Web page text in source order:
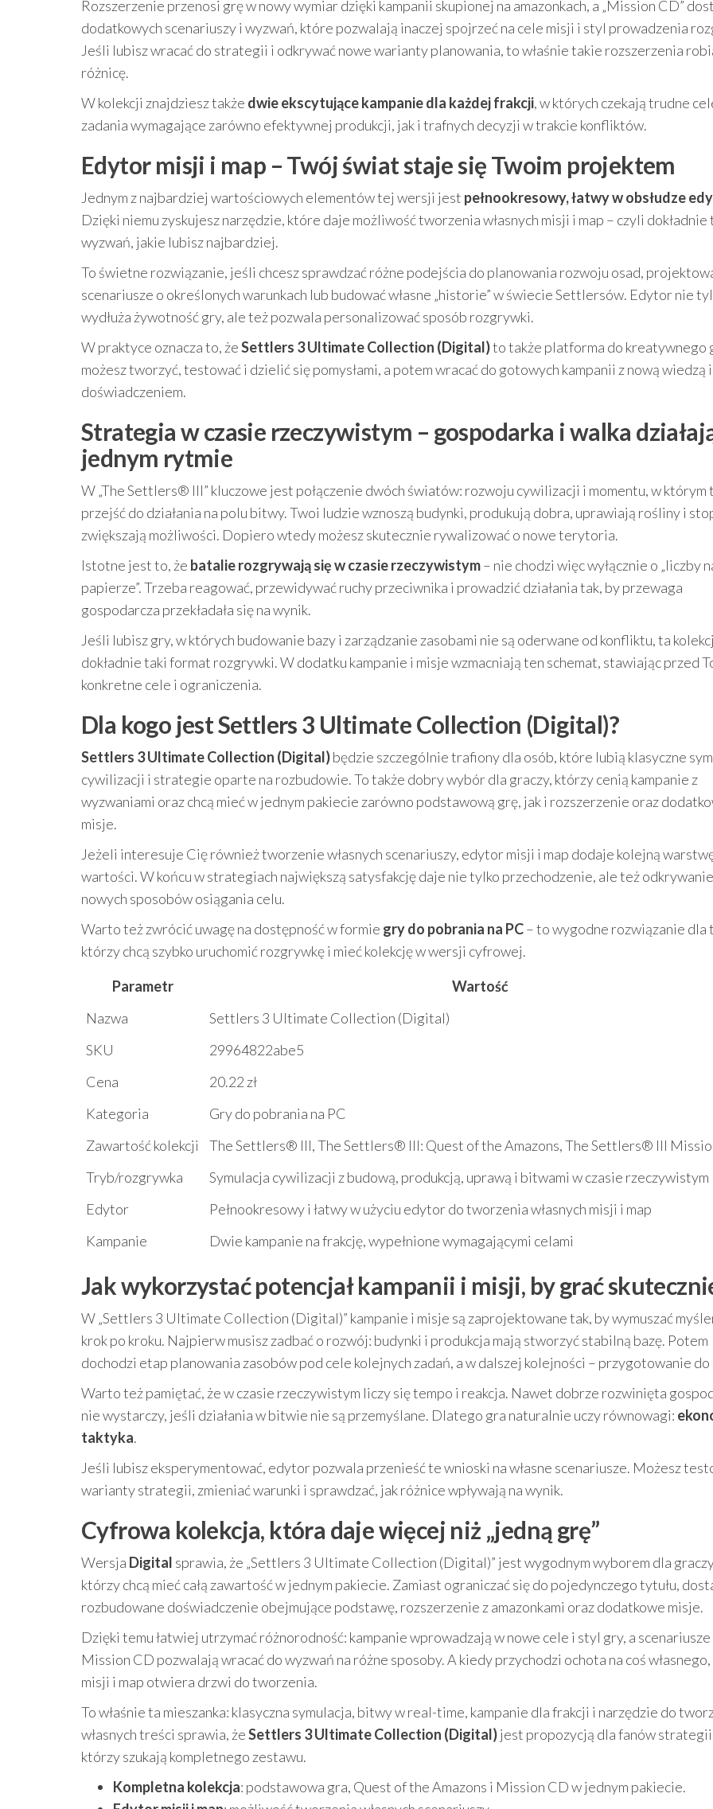
Rozszerzenie przenosi grę w nowy wymiar dzięki kampanii skupionej na amazonkach, a „Mission CD”
dodatkowych scenariuszy i wyzwań, które pozwalają inaczej spojrzeć na cele misji i styl prowadzenia
Jeśli lubisz wracać do strategii i odkrywać nowe warianty planowania, to właśnie takie rozszerzenia
różnicę.
W kolekcji znajdziesz także dwie ekscytujące kampanie dla każdej frakcji, w których czekają trudne
zadania wymagające zarówno efektywnej produkcji, jak i trafnych decyzji w trakcie konfliktów.
Edytor misji i map – Twój świat staje się Twoim projektem
Jednym z najbardziej wartościowych elementów tej wersji jest pełnookresowy, łatwy w obsłudze
Dzięki niemu zyskujesz narzędzie, które daje możliwość tworzenia własnych misji i map – czyli dokładnie
wyzwań, jakie lubisz najbardziej.
To świetne rozwiązanie, jeśli chcesz sprawdzać różne podejścia do planowania rozwoju osad,
scenariusze o określonych warunkach lub budować własne „historie” w świecie Settlersów. Edytor nie
wydłuża żywotność gry, ale też pozwala personalizować sposób rozgrywki.
W praktyce oznacza to, żeSettlers 3 Ultimate Collection (Digital)to także platforma do kreatywnego
możesz tworzyć, testować i dzielić się pomysłami, a potem wracać do gotowych kampanii z nową wiedzą i
doświadczeniem.
Strategia w czasie rzeczywistym – gospodarka i walka
jednym rytmie
W „The Settlers® III” kluczowe jest połączenie dwóch światów: rozwoju cywilizacji i momentu, w którym
przejść do działania na polu bitwy. Twoi ludzie wznoszą budynki, produkują dobra, uprawiają rośliny i
zwiększają możliwości. Dopiero wtedy możesz skutecznie rywalizować o nowe terytoria.
Istotne jest to, że batalie rozgrywają się w czasie rzeczywistym– nie chodzi więc wyłącznie o „liczby
papierze”. Trzeba reagować, przewidywać ruchy przeciwnika i prowadzić działania tak, by przewaga
gospodarcza przekładała się na wynik.
Jeśli lubisz gry, w których budowanie bazy i zarządzanie zasobami nie są oderwane od konfliktu, ta
dokładnie taki format rozgrywki. W dodatku kampanie i misje wzmacniają ten schemat, stawiając przed
konkretne cele i ograniczenia.
Dla kogo jest Settlers 3 Ultimate Collection (Digital)?
Settlers 3 Ultimate Collection (Digital)będzie szczególnie trafiony dla osób, które lubią klasyczne
cywilizacji i strategie oparte na rozbudowie. To także dobry wybór dla graczy, którzy cenią kampanie z
wyzwaniami oraz chcą mieć w jednym pakiecie zarówno podstawową grę, jak i rozszerzenie oraz
misje.
Jeżeli interesuje Cię również tworzenie własnych scenariuszy, edytor misji i map dodaje kolejną
wartości. W końcu w strategiach największą satysfakcję daje nie tylko przechodzenie, ale też odkrywanie
nowych sposobów osiągania celu.
Warto też zwrócić uwagę na dostępność w formie gry do pobrania na PC– to wygodne rozwiązanie dla
którzy chcą szybko uruchomić rozgrywkę i mieć kolekcję w wersji cyfrowej.
Parametr
Wartość
Nazwa
Settlers 3 Ultimate Collection (Digital)
SKU
29964822abe5
Cena
20.22 zł
Kategoria
Gry do pobrania na PC
Zawartość kolekcji
The Settlers® III, The Settlers® III: Quest of the Amazons, The Settlers® III
Tryb/rozgrywka
Symulacja cywilizacji z budową, produkcją, uprawą i bitwami w czasie rzeczywistym
Edytor
Pełnookresowy i łatwy w użyciu edytor do tworzenia własnych misji i map
Kampanie
Dwie kampanie na frakcję, wypełnione wymagającymi celami
Jak wykorzystać potencjał kampanii i misji, by grać
W „Settlers 3 Ultimate Collection (Digital)” kampanie i misje są zaprojektowane tak, by wymuszać
krok po kroku. Najpierw musisz zadbać o rozwój: budynki i produkcja mają stworzyć stabilną bazę. Potem
dochodzi etap planowania zasobów pod cele kolejnych zadań, a w dalszej kolejności – przygotowanie do
Warto też pamiętać, że w czasie rzeczywistym liczy się tempo i reakcja. Nawet dobrze rozwinięta
nie wystarczy, jeśli działania w bitwie nie są przemyślane. Dlatego gra naturalnie uczy równowagi:
taktyka.
Jeśli lubisz eksperymentować, edytor pozwala przenieść te wnioski na własne scenariusze. Możesz
warianty strategii, zmieniać warunki i sprawdzać, jak różnice wpływają na wynik.
Cyfrowa kolekcja, która daje więcej niż „jedną grę”
Wersja Digital sprawia, że „Settlers 3 Ultimate Collection (Digital)” jest wygodnym wyborem dla
którzy chcą mieć całą zawartość w jednym pakiecie. Zamiast ograniczać się do pojedynczego tytułu,
rozbudowane doświadczenie obejmujące podstawę, rozszerzenie z amazonkami oraz dodatkowe misje.
Dzięki temu łatwiej utrzymać różnorodność: kampanie wprowadzają w nowe cele i styl gry, a scenariusze
Mission CD pozwalają wracać do wyzwań na różne sposoby. A kiedy przychodzi ochota na coś
misji i map otwiera drzwi do tworzenia.
To właśnie ta mieszanka: klasyczna symulacja, bitwy w real-time, kampanie dla frakcji i narzędzie do
własnych treści sprawia, żeSettlers 3 Ultimate Collection (Digital)jest propozycją dla fanów
którzy szukają kompletnego zestawu.
Kompletna kolekcja: podstawowa gra, Quest of the Amazons i Mission CD w jednym pakiecie.